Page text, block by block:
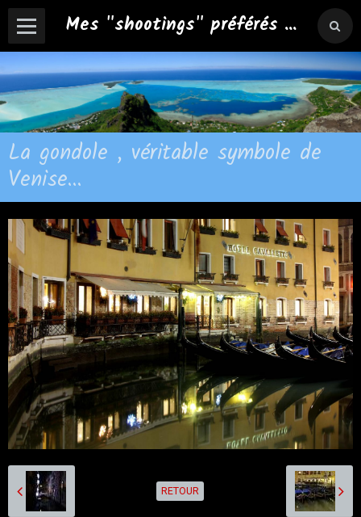
Mes "shootings" préférés ...
La gondole , véritable symbole de
Venise...
RETOUR